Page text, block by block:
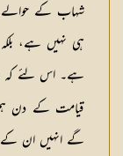
شہاب کے
ہی نہیں ہے،
ہے۔ اس لئے کہ
قیامت کے دن
گے انہیں ان کے